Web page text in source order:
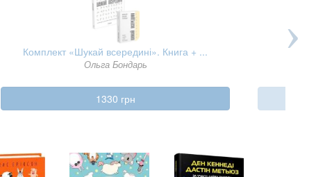
Комплект «Шукай всередині». Книга + ...
Ольга Бондарь
1330 грн